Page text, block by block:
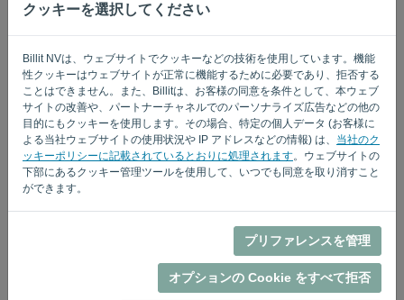
クッキーを選択してください
Billit NVは、ウェブサイトでクッキーなどの技術を使用しています。機能
性クッキーはウェブサイトが正常に機能するために必要であり、拒否する
ことはできません。また、Billitは、お客様の同意を条件として、本ウェブ
サイトの改善や、パートナーチャネルでのパーソナライズ広告などの他の
目的にもクッキーを使用します。その場合、特定の個人データ (お客様に
よる当社ウェブサイトの使用状況や IP アドレスなどの情報) は、 当社のク
ッキーポリシーに記載されているとおりに処理されます。ウェブサイトの
下部にあるクッキー管理ツールを使用して、いつでも同意を取り消すこと
ができます。
プリファレンスを管理
オプションの Cookie をすべて拒否
あなたはコンピューターじゃないの？'
リンクを送信
ログインページに戻る
Privacy Policy-Terms of Service.